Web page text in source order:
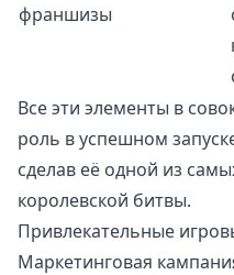
франшизы
Все эти элементы в
роль в успешном
сделав её одной из
королевской битвы.
Привлекательные
Маркетинговая